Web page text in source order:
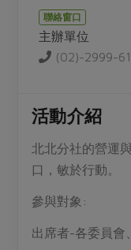
保健食品
美妝保養
日用品
防災用品
最新產品
涼拌沙拉
主題食譜
異國料理
節慶大餐
議題活動
主婦聯盟X樂齡網特約
2024農業發展計畫年度
更多議題活動
把最好的台灣味帶回
廢核運動
減添加物
公益金
綠主張月刊
社員權益
社務專區
選舉專區
最新消息
媒體報導
聯絡窗口
主辦單位
(02)-2999-
活動介紹
北北分社的營運
口，敏於行動。
參與對象:
出席者-各委員會